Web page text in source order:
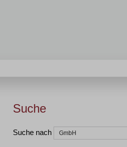
Suche
Suche nach